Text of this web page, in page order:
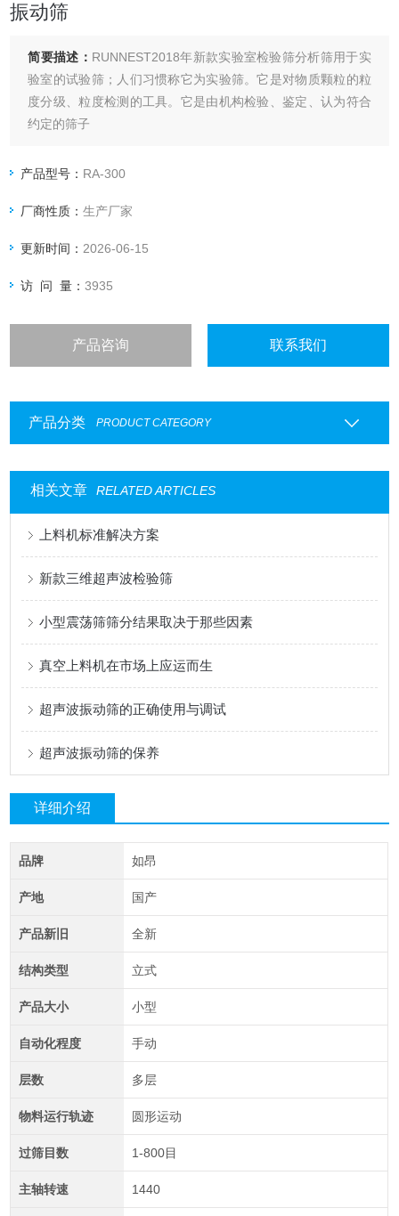
振动筛
简要描述： RUNNEST2018年新款实验室检验筛分析筛用于实
验室的试验筛；人们习惯称它为实验筛。它是对物质颗粒的粒
度分级、粒度检测的工具。它是由机构检验、鉴定、认为符合
约定的筛子
产品型号： RA-300
厂商性质：生产厂家
更新时间： 2026-06-15
访 问 量：3935
产品咨询 联系我们
产品分类 PRODUCT CATEGORY
相关文章 RELATED ARTICLES
上料机标准解决方案
新款三维超声波检验筛
小型震荡筛筛分结果取决于那些因素
真空上料机在市场上应运而生
超声波振动筛的正确使用与调试
超声波振动筛的保养
详细介绍
品牌 如昂
产地 国产
产品新旧 全新
结构类型 立式
产品大小 小型
自动化程度 手动
层数 多层
物料运行轨迹 圆形运动
过筛目数 1-800目
主轴转速 1440